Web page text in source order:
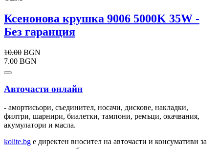
Ксенонова крушка 9006 5000K 35W -
Без гаранция
10.00 BGN
7.00 BGN
Авточасти онлайн
- амортисьори, съединител, носачи, дискове, накладки,
филтри, шарнири, биалетки, тампони, ремъци, окачвания,
акумулатори и масла.
kolite.bg e директен вносител на авточасти и консумативи за